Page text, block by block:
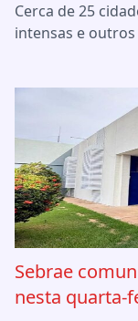
Cerca de 25
intensas e
Sebrae
nesta quarta-